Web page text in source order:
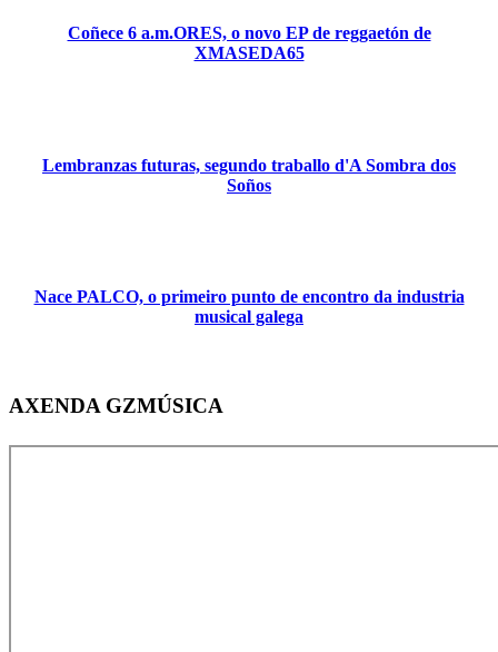
Coñece 6 a.m.ORES, o novo EP de reggaetón de
XMASEDA65
Lembranzas futuras, segundo traballo d'A Sombra dos
Soños
Nace PALCO, o primeiro punto de encontro da industria
musical galega
AXENDA GZMÚSICA